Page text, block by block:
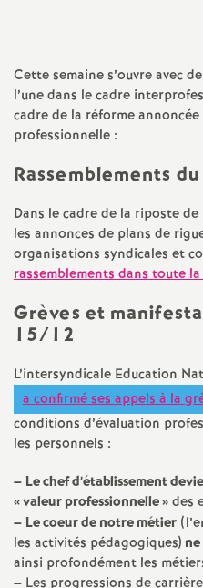
Cette semaine s’ouvre avec
l’une dans le cadre
cadre de la réforme annoncée
professionnelle :
Rassemblements
Dans le cadre de la riposte
les annonces de plans de
organisations syndicales et
rassemblements dans toute
Grèves et
15/12
L’intersyndicale Education
a confirmé ses appels à la
conditions d’évaluation
les personnels :
–Le chef d’établissement
«valeur professionnelle»des
–Le coeur de notre métier
les activités pédagogiques)
ainsi profondément les
– Les progressions de